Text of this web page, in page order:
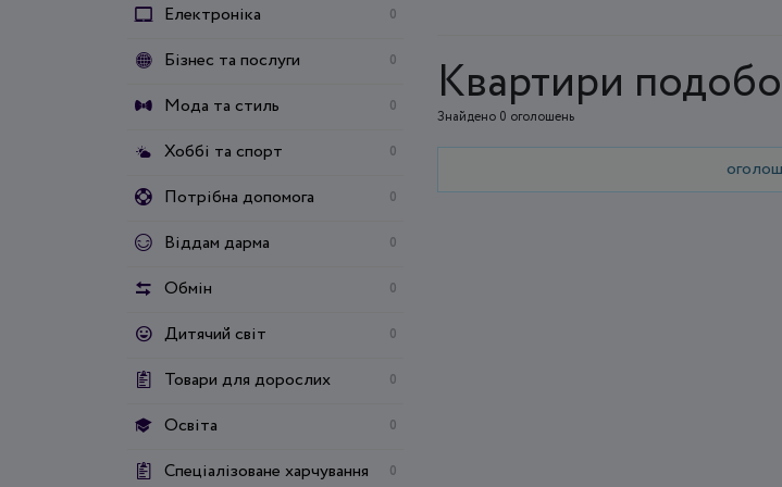
Електроніка 0
Бізнес та послуги 0
Мода та стиль 0
Хоббі та спорт 0
Потрібна допомога 0
Віддам дарма 0
Обмін 0
Дитячий світ 0
Товари для дорослих 0
Освіта 0
Спеціалізоване харчування 0
Квартири
Знайдено 0 оголошень